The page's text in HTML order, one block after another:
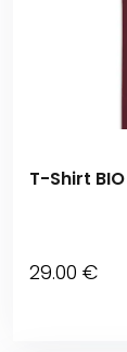
T-Shirt
29.00 €